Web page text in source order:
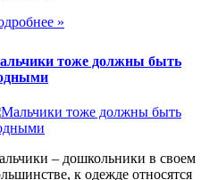
»
тоже должны быть
– дошкольники в своем
к одежде относятся